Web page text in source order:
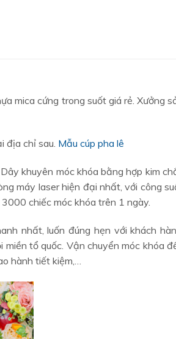
mica cứng trong suốt giá rẻ. Xưởng
địa chỉ sau. Mẫu cúp pha lê
khuyên móc khóa bằng hợp kim
máy laser hiện đại nhất, với công
chiếc móc khóa trên 1 ngày.
nhất, luốn đúng hẹn với khách
tổ quốc. Vận chuyển móc khóa
hành tiết kiệm,…